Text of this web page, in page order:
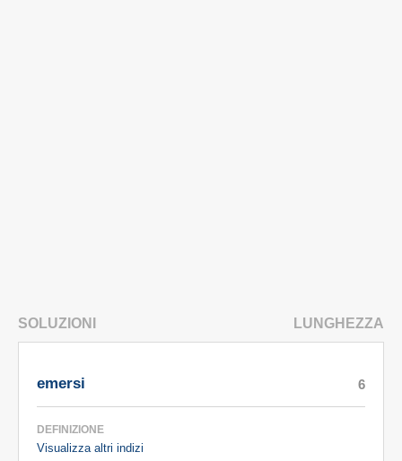
SOLUZIONI LUNGHEZZA
emersi
DEFINIZIONE
Visualizza altri indizi
6